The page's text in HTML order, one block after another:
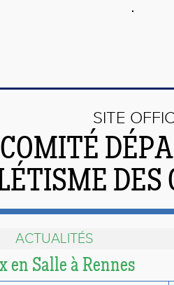
SITE
DES
ACTUALITÉS
en Salle à Rennes